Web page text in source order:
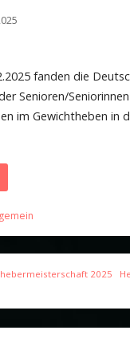
fanden die
Senioren/
im Gewichtheben in
2025